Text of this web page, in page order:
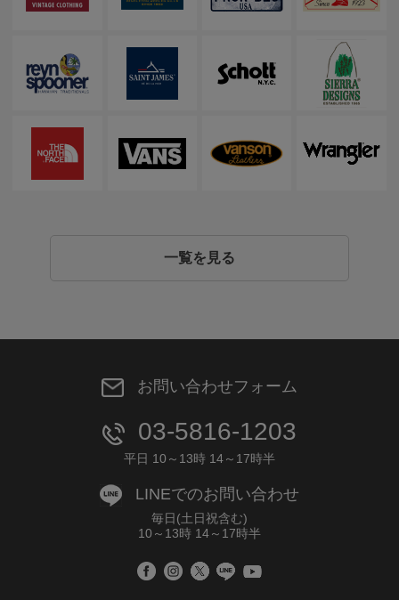
一覧を見る
お問い合わせフォーム
03-5816-1203
平日 10～13時 14～17時半
LINEでのお問い合わせ
毎日(土日祝含む)
10～13時 14～17時半